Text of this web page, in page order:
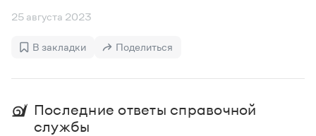
Интерактивные упражнения: от простого к сложному
Скороговорки
25 августа 2023
В закладки Поделиться
Последние ответы справочной
службы